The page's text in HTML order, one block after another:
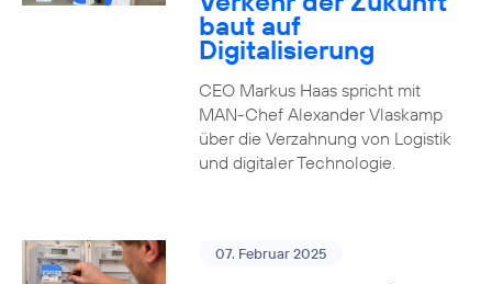
baut auf
Digitalisierung
CEO Markus Haas spricht mit
MAN-Chef Alexander Vlaskamp
über die Verzahnung von Logistik
und digitaler Technologie.
07. Februar 2025